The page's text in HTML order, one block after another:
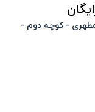
مطهری - کوچه دوم -